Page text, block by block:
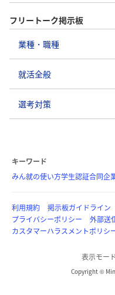
フリートーク掲示板
業種・職種
就活全般
選考対策
キーワード
みん就の使い方学生認証合同企
利用規約 掲示板ガイドライン
プライバシーポリシー
外部送
カスタマーハラスメントポリシ
表示モー
Copyright ©